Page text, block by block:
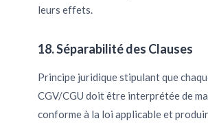
leurs effets.
18. Séparabilité des Clauses
Principe juridique stipulant que
CGV/CGU doit être interprétée de
conforme à la loi applicable et